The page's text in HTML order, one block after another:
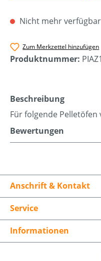
Nicht mehr verfügbar
Zum Merkzettel hinzufügen
Produktnummer:
Beschreibung
Für folgende Pelletöfen
Bewertungen
Anschrift & Kontakt
Service
Informationen